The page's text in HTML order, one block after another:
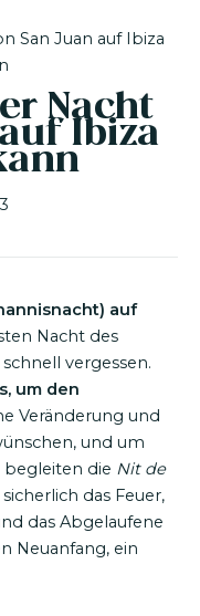
San Juan auf Ibiza
Nacht
Ibiza
auf
Nacht des
vergessen.
um den
Veränderung und
und um
begleiten die Nit de
das Feuer,
das Abgelaufene
Neuanfang, ein